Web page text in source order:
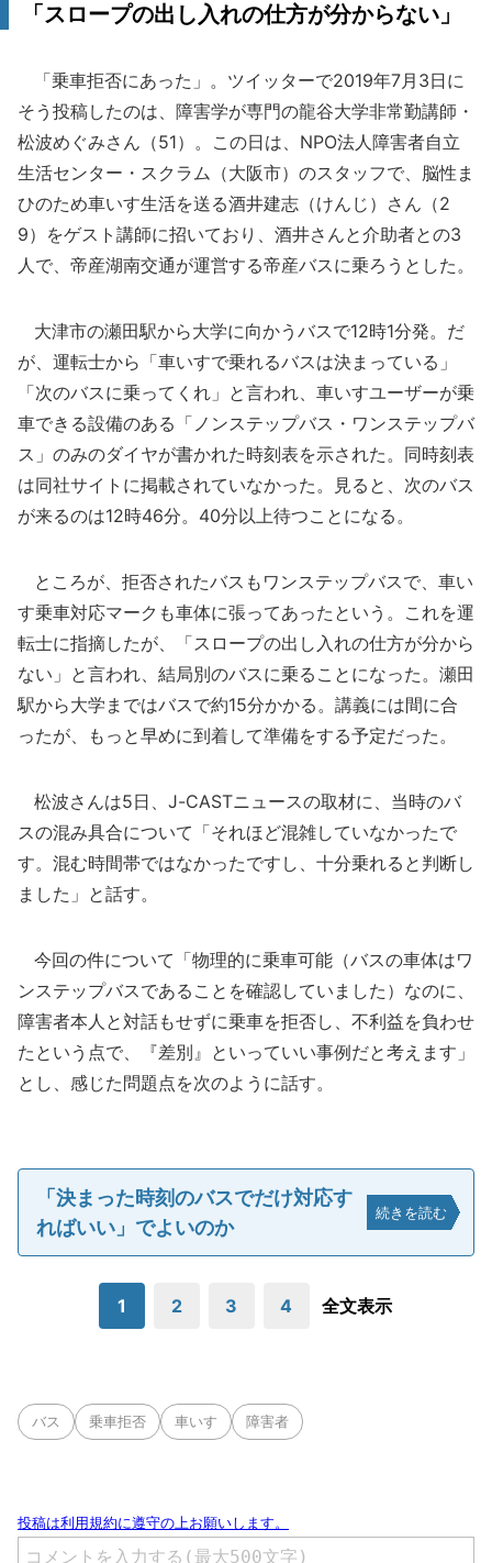
「スロープの出し入れの仕方が分からない」
「乗車拒否にあった」。ツイッターで2019年7月3日に
そう投稿したのは、障害学が専門の龍谷大学非常勤講師・
松波めぐみさん（51）。この日は、NPO法人障害者自立
生活センター・スクラム（大阪市）のスタッフで、脳性ま
ひのため車いす生活を送る酒井建志（けんじ）さん（2
9）をゲスト講師に招いており、酒井さんと介助者との3
人で、帝産湖南交通が運営する帝産バスに乗ろうとした。
大津市の瀬田駅から大学に向かうバスで12時1分発。だ
が、運転士から「車いすで乗れるバスは決まっている」
「次のバスに乗ってくれ」と言われ、車いすユーザーが乗
車できる設備のある「ノンステップバス・ワンステップバ
ス」のみのダイヤが書かれた時刻表を示された。同時刻表
は同社サイトに掲載されていなかった。見ると、次のバス
が来るのは12時46分。40分以上待つことになる。
ところが、拒否されたバスもワンステップバスで、車い
す乗車対応マークも車体に張ってあったという。これを運
転士に指摘したが、「スロープの出し入れの仕方が分から
ない」と言われ、結局別のバスに乗ることになった。瀬田
駅から大学まではバスで約15分かかる。講義には間に合
ったが、もっと早めに到着して準備をする予定だった。
松波さんは5日、J-CASTニュースの取材に、当時のバ
スの混み具合について「それほど混雑していなかったで
す。混む時間帯ではなかったですし、十分乗れると判断し
ました」と話す。
今回の件について「物理的に乗車可能（バスの車体はワ
ンステップバスであることを確認していました）なのに、
障害者本人と対話もせずに乗車を拒否し、不利益を負わせ
たという点で、『差別』といっていい事例だと考えます」
とし、感じた問題点を次のように話す。
「決まった時刻のバスでだけ対応す
ればいい」でよいのか
続きを読む
1 2 3 4 全文表示
バス 乗車拒否 車いす 障害者